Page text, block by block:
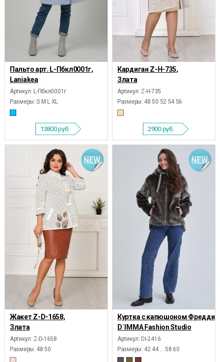
Пальто арт. L-Пбкл0001г,
Laniakea
Артикул: L-Пбкл0001г
Размеры: S M L XL
13800руб.
Кардиган Z-Н-735,
Злата
Артикул: Z-Н-735
Размеры: 48 50 52 54 56
2900 руб.
Жакет Z-D-1658,
Злата
Артикул: Z-D-1658
Размеры: 48 50
Куртка с капюшоном Фредди,
D`IMMA Fashion Studio
Артикул: DI-2416
Размеры: 42 44 ... 58 60